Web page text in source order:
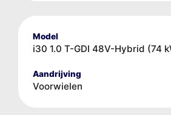
Model
i30 1.0 T-GDI 48V-Hybrid (74
Aandrijving
Voorwielen